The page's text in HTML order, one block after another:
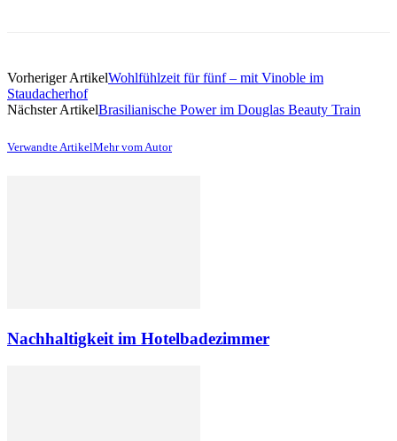
Vorheriger ArtikelWohlfühlzeit für fünf – mit Vinoble im
Staudacherhof
Nächster ArtikelBrasilianische Power im Douglas Beauty Train
Verwandte ArtikelMehr vom Autor
Nachhaltigkeit im Hotelbadezimmer